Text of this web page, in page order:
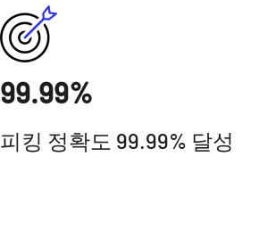
99.99%
피킹 정확도 99.99% 달성